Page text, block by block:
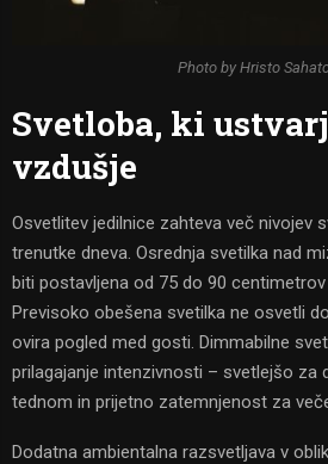
Photo by Hristo
Svetloba, ki
vzdušje
Osvetlitev jedilnice zahteva več nivojev
trenutke dneva. Osrednja svetilka nad
biti postavljena od 75 do 90
Previsoko obešena svetilka ne osvetli
ovira pogled med gosti. Dimmabilne
prilagajanje intenzivnosti – svetlejšo za
tednom in prijetno zatemnjenost za
Dodatna ambientalna razsvetljava v